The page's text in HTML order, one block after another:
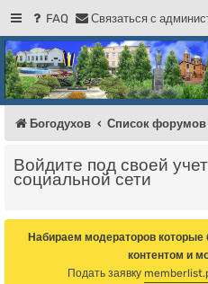
FAQ Связаться с админис
Регистрация
Форум Богодухова
Богодухов
Богодухов Список форумов
Войдите под своей
социальной сети
Набираем модераторов
контентом и
Подать заявку